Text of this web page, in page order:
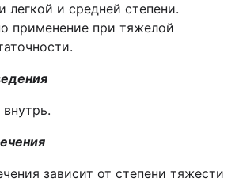
легкой и средней степени.
применение при тяжелой
зависит от степени тяжести